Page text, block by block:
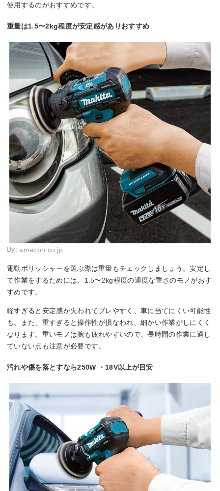
使用するのがおすすめです。
重量は1.5〜2kg程度が安定感がありおすすめ
By:amazon.co.jp
電動ポリッシャーを選ぶ際は重量もチェックしましょう。安定し
て作業をするためには、1.5〜2kg程度の適度な重さのモノがおす
すめです。
軽すぎると安定感が失われてブレやすく、車に当てにくい可能性
も。また、重すぎると操作性が損なわれ、細かい作業がしにくく
なります。重いモノは腕も疲れやすいので、長時間の作業に適し
ていない点も注意が必要です。
汚れや傷を落とすなら250W ・18V以上が目安